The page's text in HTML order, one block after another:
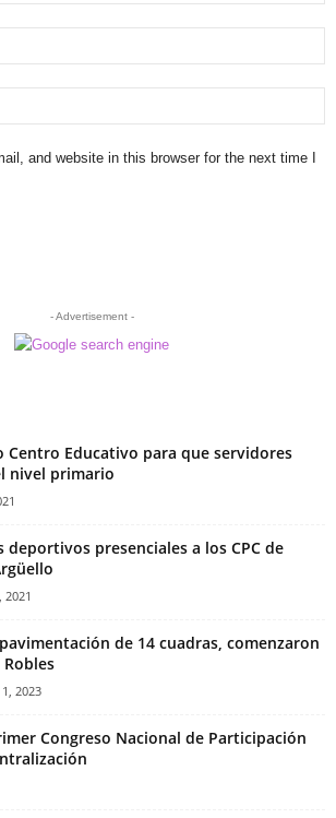
and website in this browser for the next time I
- Advertisement -
Centro Educativo para que servidores
nivel primario
deportivos presenciales a los CPC de
de 14 cuadras, comenzaron
2023
Congreso Nacional de Participación